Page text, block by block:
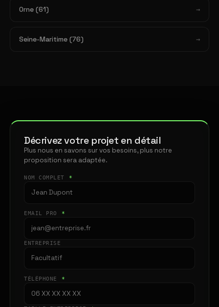
Orne (61)
Seine-Maritime (76)
Décrivez votre projet en détail
Plus nous en savons sur vos besoins, plus notre
proposition sera adaptée.
NOM COMPLET *
EMAIL PRO *
ENTREPRISE
TÉLÉPHONE *